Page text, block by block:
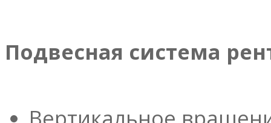
Подвесная система